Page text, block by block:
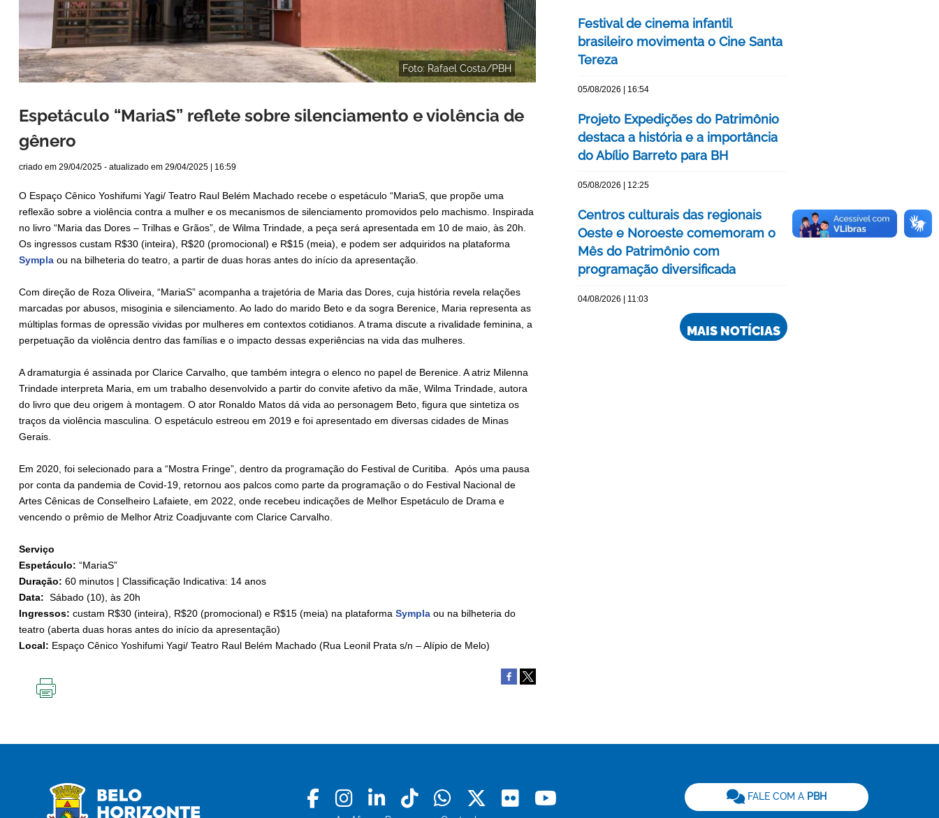
Foto: Rafael Costa/PBH
Espetáculo “MariaS” reflete sobre silenciamento e violência de
gênero
criado em 29/04/2025 - atualizado em 29/04/2025 | 16:59
O Espaço Cênico Yoshifumi Yagi/ Teatro Raul Belém Machado recebe o espetáculo “MariaS, que propõe uma
reflexão sobre a violência contra a mulher e os mecanismos de silenciamento promovidos pelo machismo. Inspirada
no livro “Maria das Dores – Trilhas e Grãos”, de Wilma Trindade, a peça será apresentada em 10 de maio, às 20h.
Os ingressos custam R$30 (inteira), R$20 (promocional) e R$15 (meia), e podem ser adquiridos na plataforma
Sympla ou na bilheteria do teatro, a partir de duas horas antes do início da apresentação.
Com direção de Roza Oliveira, “MariaS” acompanha a trajetória de Maria das Dores, cuja história revela relações
marcadas por abusos, misoginia e silenciamento. Ao lado do marido Beto e da sogra Berenice, Maria representa as
múltiplas formas de opressão vividas por mulheres em contextos cotidianos. A trama discute a rivalidade feminina, a
perpetuação da violência dentro das famílias e o impacto dessas experiências na vida das mulheres.
A dramaturgia é assinada por Clarice Carvalho, que também integra o elenco no papel de Berenice. A atriz Milenna
Trindade interpreta Maria, em um trabalho desenvolvido a partir do convite afetivo da mãe, Wilma Trindade, autora
do livro que deu origem à montagem. O ator Ronaldo Matos dá vida ao personagem Beto, figura que sintetiza os
traços da violência masculina. O espetáculo estreou em 2019 e foi apresentado em diversas cidades de Minas
Gerais.
Em 2020, foi selecionado para a “Mostra Fringe”, dentro da programação do Festival de Curitiba. Após uma pausa
por conta da pandemia de Covid-19, retornou aos palcos como parte da programação o do Festival Nacional de
Artes Cênicas de Conselheiro Lafaiete, em 2022, onde recebeu indicações de Melhor Espetáculo de Drama e
vencendo o prêmio de Melhor Atriz Coadjuvante com Clarice Carvalho.
Serviço
Espetáculo: “MariaS”
Duração: 60 minutos | Classificação Indicativa: 14 anos
Data: Sábado (10), às 20h
Ingressos: custam R$30 (inteira), R$20 (promocional) e R$15 (meia) na plataforma Sympla ou na bilheteria do
teatro (aberta duas horas antes do início da apresentação)
Local: Espaço Cênico Yoshifumi Yagi/ Teatro Raul Belém Machado (Rua Leonil Prata s/n – Alípio de Melo)
Festival de cinema infantil
brasileiro movimenta o Cine Santa
Tereza
05/08/2026 | 16:54
Projeto Expedições do Patrimônio
destaca a história e a importância
do Abílio Barreto para BH
05/08/2026 | 12:25
Centros culturais das regionais
Oeste e Noroeste comemoram o
Mês do Patrimônio com
programação diversificada
04/08/2026 | 11:03
MAIS NOTÍCIAS
Facebook
Instagram
LinkedinTiktokWhatsapp
X Flickr FALE COM A PBH